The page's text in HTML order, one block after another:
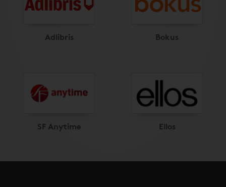
Adlibris Bokus
SF Anytime Ellos